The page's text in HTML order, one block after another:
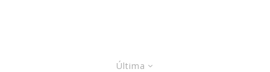
Última